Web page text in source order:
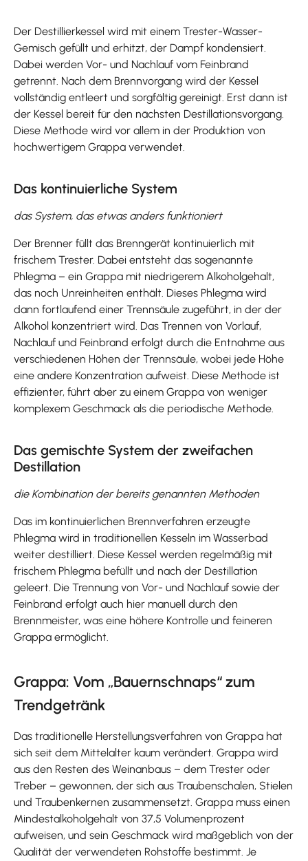
Der Destillierkessel wird mit einem Trester-Wasser-
Gemisch gefüllt und erhitzt, der Dampf kondensiert.
Dabei werden Vor- und Nachlauf vom Feinbrand
getrennt. Nach dem Brennvorgang wird der Kessel
vollständig entleert und sorgfältig gereinigt. Erst dann ist
der Kessel bereit für den nächsten Destillationsvorgang.
Diese Methode wird vor allem in der Produktion von
hochwertigem Grappa verwendet.
Das kontinuierliche System
das System, das etwas anders funktioniert
Der Brenner füllt das Brenngerät kontinuierlich mit
frischem Trester. Dabei entsteht das sogenannte
Phlegma – ein Grappa mit niedrigerem Alkoholgehalt,
das noch Unreinheiten enthält. Dieses Phlegma wird
dann fortlaufend einer Trennsäule zugeführt, in der der
Alkohol konzentriert wird. Das Trennen von Vorlauf,
Nachlauf und Feinbrand erfolgt durch die Entnahme aus
verschiedenen Höhen der Trennsäule, wobei jede Höhe
eine andere Konzentration aufweist. Diese Methode ist
effizienter, führt aber zu einem Grappa von weniger
komplexem Geschmack als die periodische Methode.
Das gemischte System der zweifachen
Destillation
die Kombination der bereits genannten Methoden
Das im kontinuierlichen Brennverfahren erzeugte
Phlegma wird in traditionellen Kesseln im Wasserbad
weiter destilliert. Diese Kessel werden regelmäßig mit
frischem Phlegma befüllt und nach der Destillation
geleert. Die Trennung von Vor- und Nachlauf sowie der
Feinbrand erfolgt auch hier manuell durch den
Brennmeister, was eine höhere Kontrolle und feineren
Grappa ermöglicht.
Grappa: Vom „Bauernschnaps“ zum
Trendgetränk
Das traditionelle Herstellungsverfahren von Grappa hat
sich seit dem Mittelalter kaum verändert. Grappa wird
aus den Resten des Weinanbaus – dem Trester oder
Treber – gewonnen, der sich aus Traubenschalen, Stielen
und Traubenkernen zusammensetzt. Grappa muss einen
Mindestalkoholgehalt von 37,5 Volumenprozent
aufweisen, und sein Geschmack wird maßgeblich von der
Qualität der verwendeten Rohstoffe bestimmt. Je